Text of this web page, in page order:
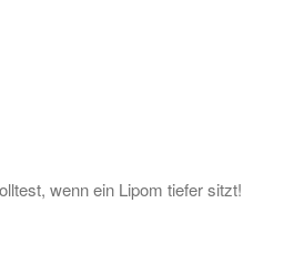
wenn ein Lipom tiefer sitzt!